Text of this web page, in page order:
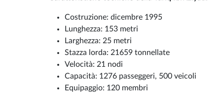
Costruzione: dicembre 1995
Lunghezza: 153 metri
Larghezza: 25 metri
Stazza lorda: 21659 tonnellate
Velocità: 21 nodi
Capacità: 1276 passeggeri, 500 veicoli
Equipaggio: 120 membri